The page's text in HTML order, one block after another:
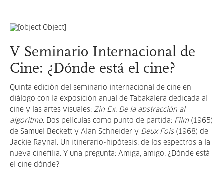
V Seminario Internacional de
Cine: ¿Dónde está el cine?
Quinta edición del seminario internacional de cine en
diálogo con la exposición anual de Tabakalera dedicada al
cine y las artes visuales: Zin Ex. De la abstracción al
algoritmo. Dos películas como punto de partida: Film (1965)
de Samuel Beckett y Alan Schneider y Deux Fois (1968) de
Jackie Raynal. Un itinerario-hipótesis: de los espectros a la
nueva cinefilia. Y una pregunta: Amiga, amigo, ¿Dónde está
el cine dónde?